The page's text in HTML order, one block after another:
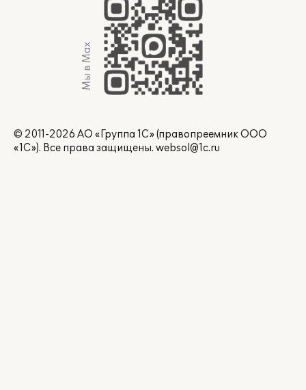
Мы в Max
© 2011-2026 АО «Группа 1С» (правопреемник ООО
«1С»). Все права защищены. websol@1c.ru